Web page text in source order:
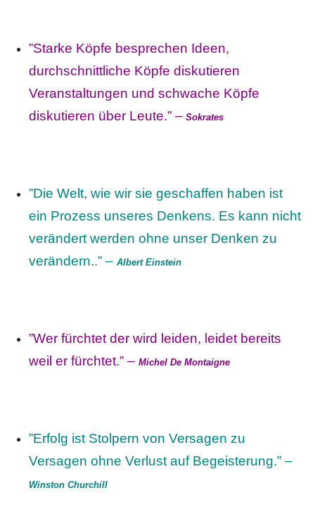
”Starke Köpfe besprechen Ideen,
durchschnittliche Köpfe diskutieren
Veranstaltungen und schwache Köpfe
diskutieren über Leute.” – Sokrates
”Die Welt, wie wir sie geschaffen haben ist
ein Prozess unseres Denkens. Es kann nicht
verändert werden ohne unser Denken zu
verändern..” – Albert Einstein
”Wer fürchtet der wird leiden, leidet bereits
weil er fürchtet.” – Michel De Montaigne
”Erfolg ist Stolpern von Versagen zu
Versagen ohne Verlust auf Begeisterung.” –
Winston Churchill